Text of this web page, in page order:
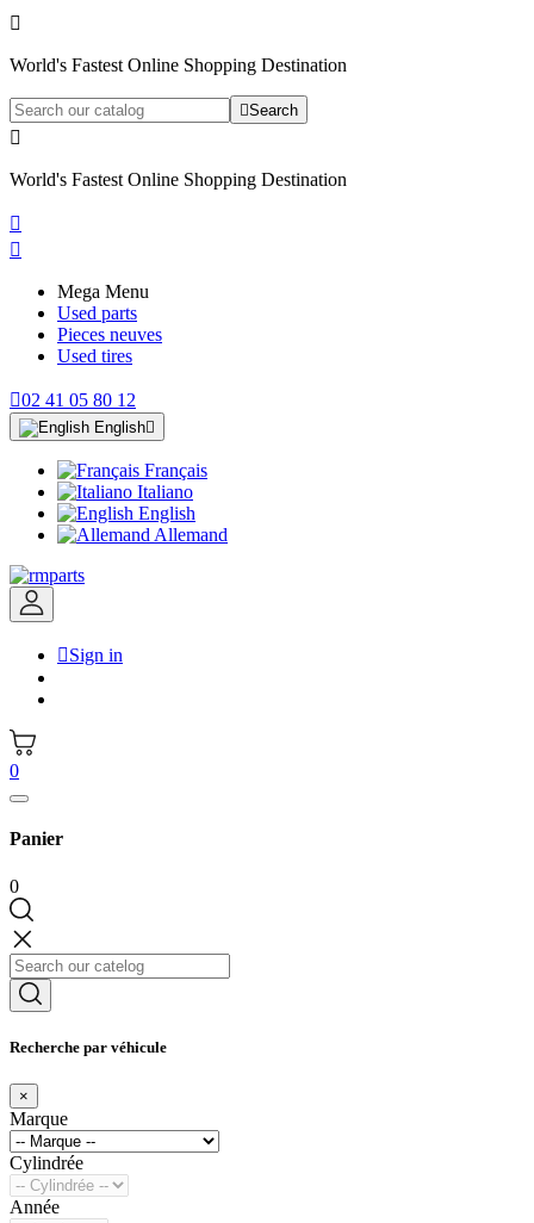

World's Fastest Online Shopping Destination
Search

World's Fastest Online Shopping Destination


Mega Menu
Used parts
Pieces neuves
Used tires
02 41 05 80 12
English
Français
Italiano
English
Allemand
Sign in
0
Panier
0
Recherche par véhicule
×
Marque
Cylindrée
Année